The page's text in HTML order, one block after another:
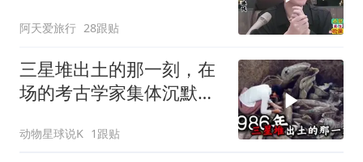
阿天爱旅行 28跟贴
三星堆出土的那一刻，在
场的考古学家集体沉默
动物星球说K 1跟贴